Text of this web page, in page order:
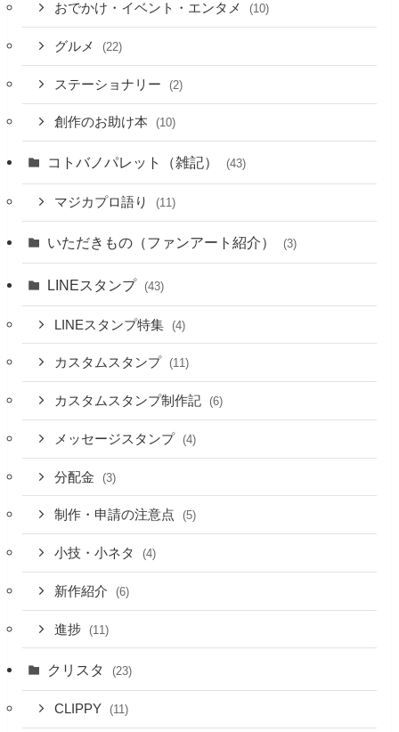
おでかけ・イベント・エンタメ (10)
グルメ (22)
ステーショナリー (2)
創作のお助け本 (10)
コトバノパレット（雑記） (43)
マジカプロ語り (11)
いただきもの（ファンアート紹介） (3)
LINEスタンプ (43)
LINEスタンプ特集 (4)
カスタムスタンプ (11)
カスタムスタンプ制作記 (6)
メッセージスタンプ (4)
分配金 (3)
制作・申請の注意点 (5)
小技・小ネタ (4)
新作紹介 (6)
進捗 (11)
クリスタ (23)
CLIPPY (11)